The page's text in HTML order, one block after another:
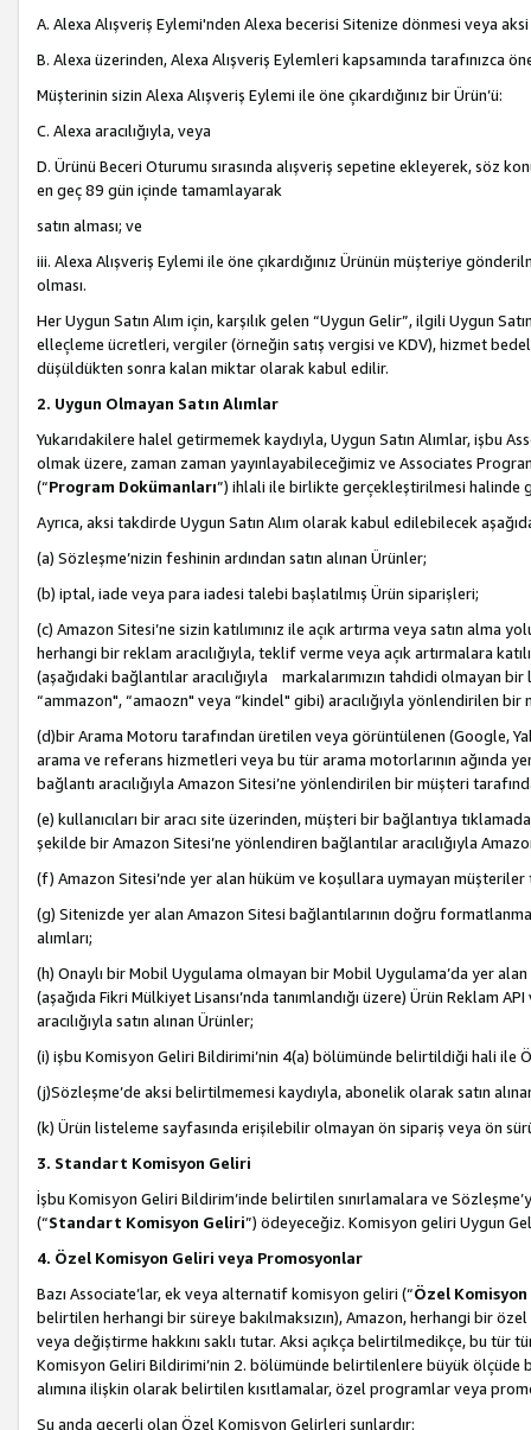
A. Alexa Alışveriş Eylemi'nden Alexa becerisi Sitenize dönmesi veya
B. Alexa üzerinden, Alexa Alışveriş Eylemleri kapsamında tarafınızca
Müşterinin sizin Alexa Alışveriş Eylemi ile öne çıkardığınız bir Ürün’ü:
C. Alexa aracılığıyla, veya
D. Ürünü Beceri Oturumu sırasında alışveriş sepetine ekleyerek, söz
en geç 89 gün içinde tamamlayarak
satın alması; ve
iii. Alexa Alışveriş Eylemi ile öne çıkardığınız Ürünün müşteriye
olması.
Her Uygun Satın Alım için, karşılık gelen “Uygun Gelir”, ilgili Uygun
elleçleme ücretleri, vergiler (örneğin satış vergisi ve KDV), hizmet
düşüldükten sonra kalan miktar olarak kabul edilir.
2. Uygun Olmayan Satın Alımlar
Yukarıdakilere halel getirmemek kaydıyla, Uygun Satın Alımlar, işbu
olmak üzere, zaman zaman yayınlayabileceğimiz ve Associates
(“Program Dokümanları”) ihlali ile birlikte gerçekleştirilmesi halinde
Ayrıca, aksi takdirde Uygun Satın Alım olarak kabul edilebilecek
(a) Sözleşme’nizin feshinin ardından satın alınan Ürünler;
(b) iptal, iade veya para iadesi talebi başlatılmış Ürün siparişleri;
(c) Amazon Sitesi’ne sizin katılımınız ile açık artırma veya satın alma
herhangi bir reklam aracılığıyla, teklif verme veya açık artırmalara
(aşağıdaki bağlantılar aracılığıyla markalarımızın tahdidi olmayan
“ammazon", “amaozn" veya “kindel" gibi) aracılığıyla yönlendirilen
(d)bir Arama Motoru tarafından üretilen veya görüntülenen (Google,
arama ve referans hizmetleri veya bu tür arama motorlarının ağında
bağlantı aracılığıyla Amazon Sitesi’ne yönlendirilen bir müşteri
(e) kullanıcıları bir aracı site üzerinden, müşteri bir bağlantıya
şekilde bir Amazon Sitesi’ne yönlendiren bağlantılar aracılığıyla
(f) Amazon Sitesi’nde yer alan hüküm ve koşullara uymayan müşteriler
(g) Sitenizde yer alan Amazon Sitesi bağlantılarının doğru
alımları;
(h) Onaylı bir Mobil Uygulama olmayan bir Mobil Uygulama’da yer
(aşağıda Fikri Mülkiyet Lisansı’nda tanımlandığı üzere) Ürün Reklam
aracılığıyla satın alınan Ürünler;
(i) işbu Komisyon Geliri Bildirimi’nin 4(a) bölümünde belirtildiği hali ile
(j)Sözleşme’de aksi belirtilmemesi kaydıyla, abonelik olarak satın
(k) Ürün listeleme sayfasında erişilebilir olmayan ön sipariş veya ön
3. Standart Komisyon Geliri
İşbu Komisyon Geliri Bildirim’inde belirtilen sınırlamalara ve
(“Standart Komisyon Geliri”) ödeyeceğiz. Komisyon geliri Uygun
4. Özel Komisyon Geliri veya Promosyonlar
Bazı Associate’lar, ek veya alternatif komisyon geliri (“Özel
belirtilen herhangi bir süreye bakılmaksızın), Amazon, herhangi bir
veya değiştirme hakkını saklı tutar. Aksi açıkça belirtilmedikçe, bu tür
Komisyon Geliri Bildirimi’nin 2. bölümünde belirtilenlere büyük ölçüde
alımına ilişkin olarak belirtilen kısıtlamalar, özel programlar veya
Şu anda geçerli olan Özel Komisyon Gelirleri şunlardır: